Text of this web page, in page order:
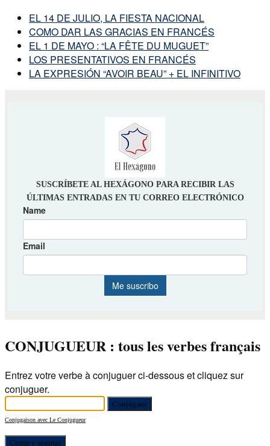
EL 14 DE JULIO, LA FIESTA NACIONAL
COMO DAR LAS GRACIAS EN FRANCÉS
EL 1 DE MAYO : “LA FÊTE DU MUGUET”
LOS PRESENTATIVOS EN FRANCÉS
LA EXPRESIÓN “AVOIR BEAU” + EL INFINITIVO
CONJUGUEUR : tous les verbes français
Entrez votre verbe à conjuguer ci-dessous et cliquez sur
conjuguer.
Conjugaison avec Le Conjugueur